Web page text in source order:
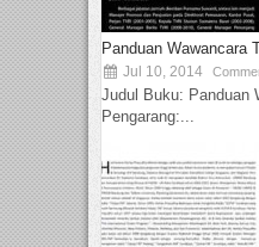
Panduan Wawancara
Jul 10, 2014
Judul Buku: Panduan
Pengarang:...